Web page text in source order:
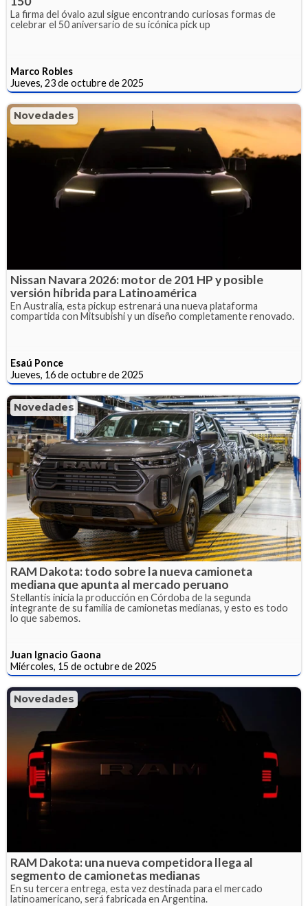
La firma del óvalo azul sigue encontrando curiosas formas de
celebrar el 50 aniversario de su icónica pick up
Marco Robles
Jueves, 23 de octubre de 2025
Novedades
Nissan Navara 2026: motor de 201 HP y posible
versión híbrida para Latinoamérica
En Australia, esta pickup estrenará una nueva plataforma
compartida con Mitsubishi y un diseño completamente renovado.
Esaú Ponce
Jueves, 16 de octubre de 2025
Novedades
RAM Dakota: todo sobre la nueva camioneta
mediana que apunta al mercado peruano
Stellantis inicia la producción en Córdoba de la segunda
integrante de su familia de camionetas medianas, y esto es todo
lo que sabemos.
Juan Ignacio Gaona
Miércoles, 15 de octubre de 2025
Novedades
RAM Dakota: una nueva competidora llega al
segmento de camionetas medianas
En su tercera entrega, esta vez destinada para el mercado
latinoamericano, será fabricada en Argentina.